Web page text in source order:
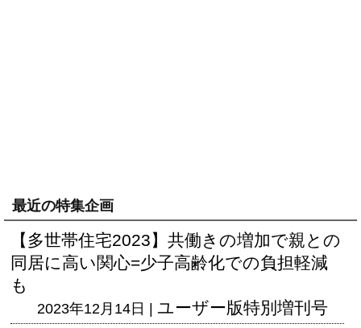
最近の特集企画
【多世帯住宅2023】共働きの増加で親との
同居に高い関心=少子高齢化での負担軽減
も
2023年12月14日 | ユーザー版特別増刊号